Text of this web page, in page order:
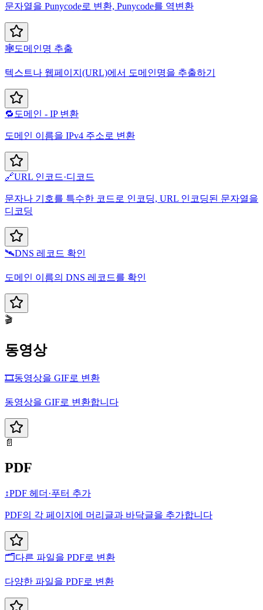
문자열을 Punycode로 변환, Punycode를 역변환
🕸️도메인명 추출
텍스트나 웹페이지(URL)에서 도메인명을 추출하기
🔁 도메인 - IP 변환
도메인 이름을 IPv4 주소로 변환
🔗URL 인코드·디코드
문자나 기호를 특수한 코드로 인코딩, URL 인코딩된 문자열을
디코딩
🛰️DNS 레코드 확인
도메인 이름의 DNS 레코드를 확인
🎬
동영상
🎞️동영상을 GIF로 변환
동영상을 GIF로 변환합니다
📄
PDF
↕️PDF 헤더·푸터 추가
PDF의 각 페이지에 머리글과 바닥글을 추가합니다
🗂️다른 파일을 PDF로 변환
다양한 파일을 PDF로 변환